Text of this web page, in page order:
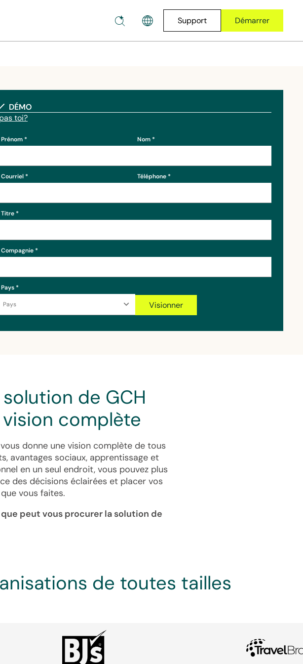
Support Démarrer
DÉMO
pas toi?
Prénom Nom
Courriel Téléphone
Titre
Compagnie
Pays
de GCH
vision complète
donne une vision complète de tous
avantages sociaux, apprentissage et
en un seul endroit, vous pouvez plus
des décisions éclairées et placer vos
vous faites.
peut vous procurer la solution de
de toutes tailles